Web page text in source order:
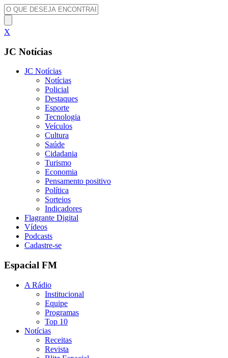
X
JC Notícias
JC Notícias
Notícias
Policial
Destaques
Esporte
Tecnologia
Veículos
Cultura
Saúde
Cidadania
Turismo
Economia
Pensamento positivo
Política
Sorteios
Indicadores
Flagrante Digital
Vídeos
Podcasts
Cadastre-se
Espacial FM
A Rádio
Institucional
Equipe
Programas
Top 10
Notícias
Receitas
Revista